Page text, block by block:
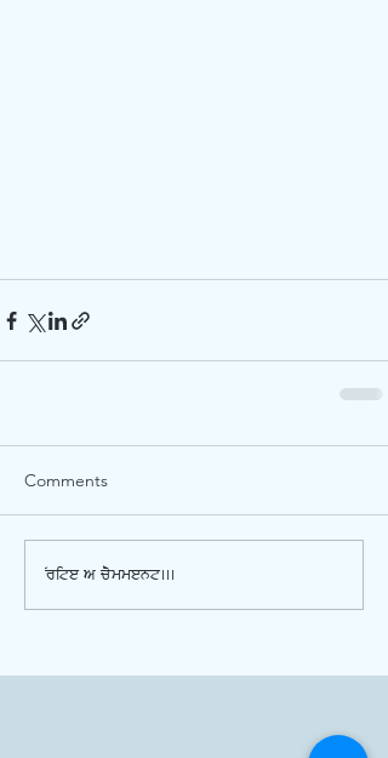
Comments
Write a comment...